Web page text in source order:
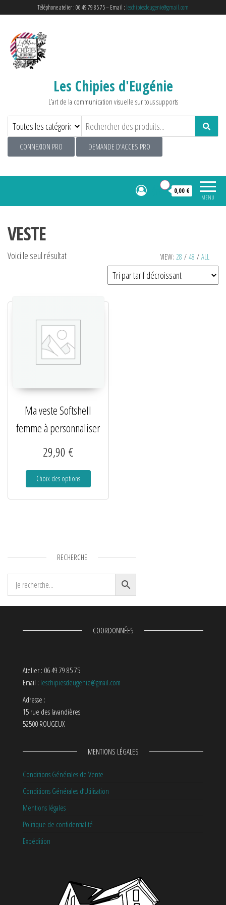
Téléphone atelier : 06 49 79 85 75 – Email : leschipiesdeugenie@gmail.com
Les Chipies d'Eugénie
L’art de la communication visuelle sur tous supports
CONNEXION PRO DEMANDE D'ACCES PRO
MENU
0,00 €
VESTE
VIEW: 28 / 48 / ALL
Voici le seul résultat
Ma veste Softshell
femme à personnaliser
29,90 €
Choix des options
RECHERCHE
COORDONNÉES
Atelier : 06 49 79 85 75
Email : leschipiesdeugenie@gmail.com
Adresse :
15 rue des lavandières
52500 ROUGEUX
MENTIONS LÉGALES
Conditions Générales de Vente
Conditions Générales d’Utilisation
Mentions légales
Politique de confidentialité
Expédition